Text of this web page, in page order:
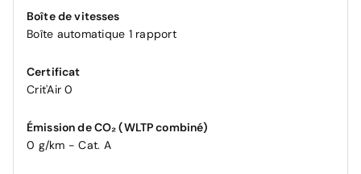
Boîte de vitesses
Boîte automatique 1 rapport
Certificat
Crit'Air 0
Émission de CO₂ (WLTP combiné)
0 g/km - Cat. A